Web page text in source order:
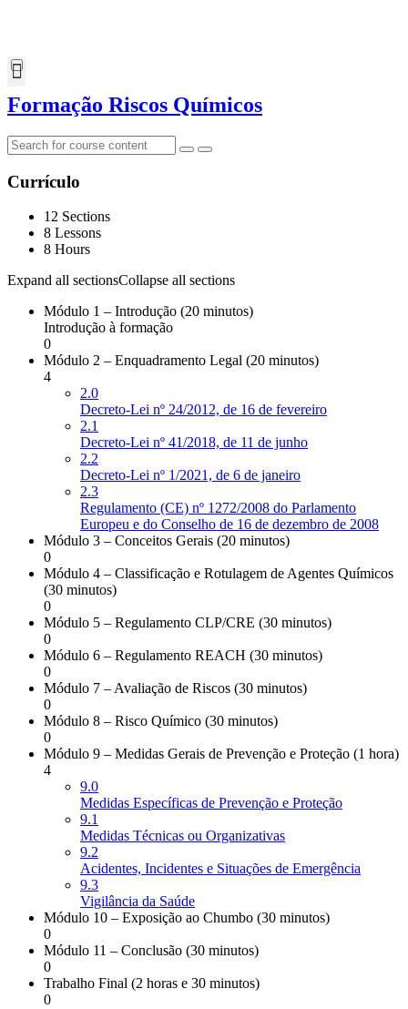
Formação Riscos Químicos
Currículo
12 Sections
8 Lessons
8 Hours
Expand all sectionsCollapse all sections
Módulo 1 – Introdução (20 minutos)
Introdução à formação
0
Módulo 2 – Enquadramento Legal (20 minutos)
4
2.0
Decreto-Lei nº 24/2012, de 16 de fevereiro
2.1
Decreto-Lei nº 41/2018, de 11 de junho
2.2
Decreto-Lei nº 1/2021, de 6 de janeiro
2.3
Regulamento (CE) nº 1272/2008 do Parlamento
Europeu e do Conselho de 16 de dezembro de 2008
Módulo 3 – Conceitos Gerais (20 minutos)
0
Módulo 4 – Classificação e Rotulagem de Agentes Químicos
(30 minutos)
0
Módulo 5 – Regulamento CLP/CRE (30 minutos)
0
Módulo 6 – Regulamento REACH (30 minutos)
0
Módulo 7 – Avaliação de Riscos (30 minutos)
0
Módulo 8 – Risco Químico (30 minutos)
0
Módulo 9 – Medidas Gerais de Prevenção e Proteção (1 hora)
4
9.0
Medidas Específicas de Prevenção e Proteção
9.1
Medidas Técnicas ou Organizativas
9.2
Acidentes, Incidentes e Situações de Emergência
9.3
Vigilância da Saúde
Módulo 10 – Exposição ao Chumbo (30 minutos)
0
Módulo 11 – Conclusão (30 minutos)
0
Trabalho Final (2 horas e 30 minutos)
0